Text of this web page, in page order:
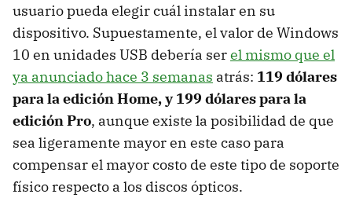
usuario pueda elegir cuál instalar en su
dispositivo. Supuestamente, el valor de Windows
10 en unidades USB debería serel mismo que el
ya anunciado hace 3 semanas atrás: 119 dólares
para la edición Home, y 199 dólares para la
edición Pro, aunque existe la posibilidad de que
sea ligeramente mayor en este caso para
compensar el mayor costo de este tipo de soporte
físico respecto a los discos ópticos.